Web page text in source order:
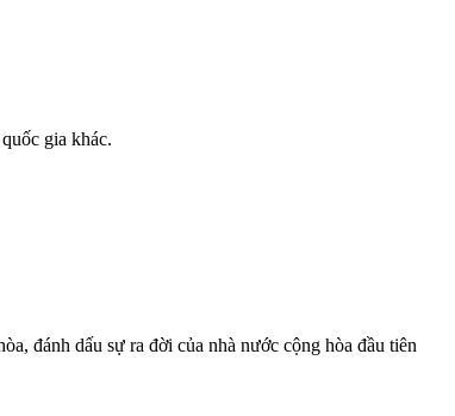
gia khác.
đánh dấu sự ra đời của nhà nước cộng hòa đầu tiên